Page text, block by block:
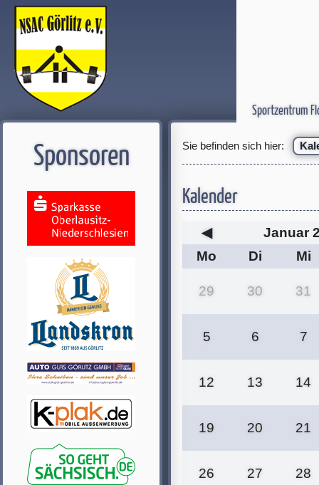
Sportzentrum
Sie befinden sich hier:
Kalender
◀
Januar
Mo
Di Mi
29 30 31
5 6 7
12 13 14
19 20 21
26 27 28
Sponsoren